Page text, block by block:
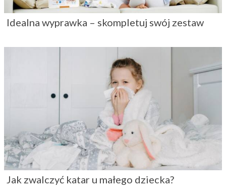
Idealna wyprawka – skompletuj swój zestaw
Jak zwalczyć katar u małego dziecka?